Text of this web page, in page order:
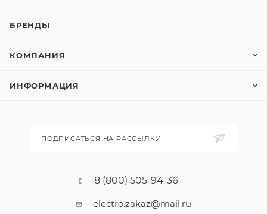
БРЕНДЫ
КОМПАНИЯ
ИНФОРМАЦИЯ
ПОДПИСАТЬСЯ НА РАССЫЛКУ
8 (800) 505-94-36
electro.zakaz@mail.ru